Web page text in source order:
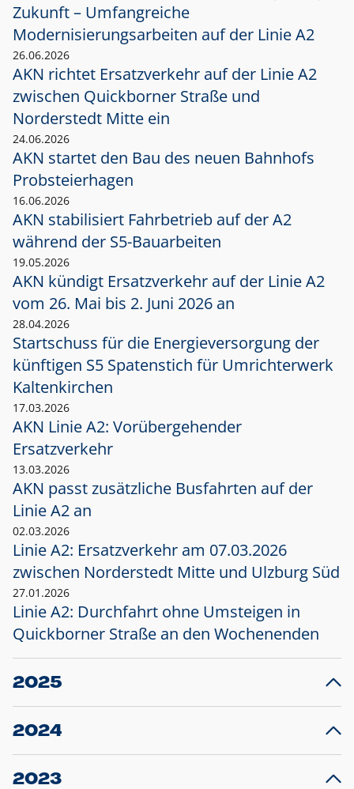
Zukunft – Umfangreiche
Modernisierungsarbeiten auf der Linie A2
26.06.2026
AKN richtet Ersatzverkehr auf der Linie A2
zwischen Quickborner Straße und
Norderstedt Mitte ein
24.06.2026
AKN startet den Bau des neuen Bahnhofs
Probsteierhagen
16.06.2026
AKN stabilisiert Fahrbetrieb auf der A2
während der S5-Bauarbeiten
19.05.2026
AKN kündigt Ersatzverkehr auf der Linie A2
vom 26. Mai bis 2. Juni 2026 an
28.04.2026
Startschuss für die Energieversorgung der
künftigen S5 Spatenstich für Umrichterwerk
Kaltenkirchen
17.03.2026
AKN Linie A2: Vorübergehender
Ersatzverkehr
13.03.2026
AKN passt zusätzliche Busfahrten auf der
Linie A2 an
02.03.2026
Linie A2: Ersatzverkehr am 07.03.2026
zwischen Norderstedt Mitte und Ulzburg Süd
27.01.2026
Linie A2: Durchfahrt ohne Umsteigen in
Quickborner Straße an den Wochenenden
2025
23.12.2025
Projekt S5: Start der Bauarbeiten am
2024
10.12.2024
Großprojekt S5: Sperrung der Bahnstraße in
2023